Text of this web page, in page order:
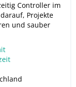
Controller im
Projekte
und sauber